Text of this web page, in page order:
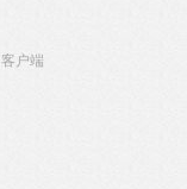
客户端